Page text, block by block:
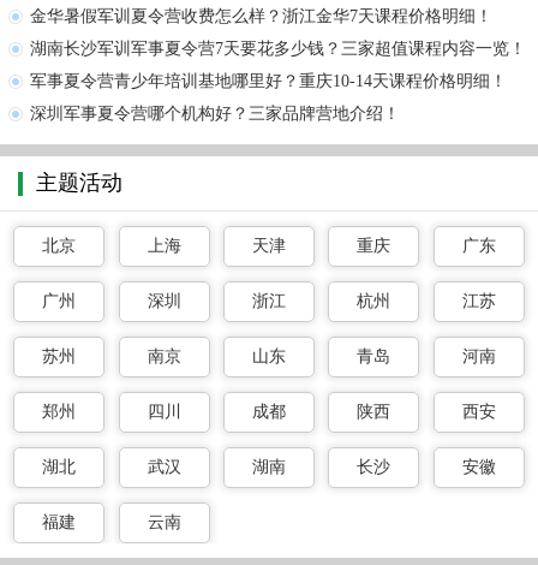
金华暑假军训夏令营收费怎么样？浙江金华7天课程价格明细！
湖南长沙军训军事夏令营7天要花多少钱？三家超值课程内容一览！
军事夏令营青少年培训基地哪里好？重庆10-14天课程价格明细！
深圳军事夏令营哪个机构好？三家品牌营地介绍！
主题活动
北京 上海 天津 重庆 广东
广州 深圳 浙江 杭州 江苏
苏州 南京 山东 青岛 河南
郑州 四川 成都 陕西 西安
湖北 武汉 湖南 长沙 安徽
福建 云南